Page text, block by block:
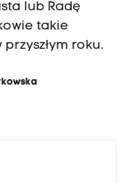
lub Radę
takie
roku.